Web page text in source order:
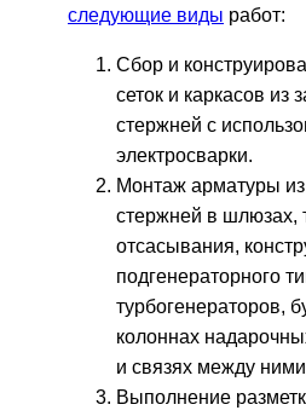
следующие виды работ:
Сбор и
сеток и каркасов из
стержней с
электросварки.
Монтаж арматуры
стержней в шлюзах,
отсасывания,
подгенераторного
турбогенераторов,
колоннах
и связях между
Выполнение